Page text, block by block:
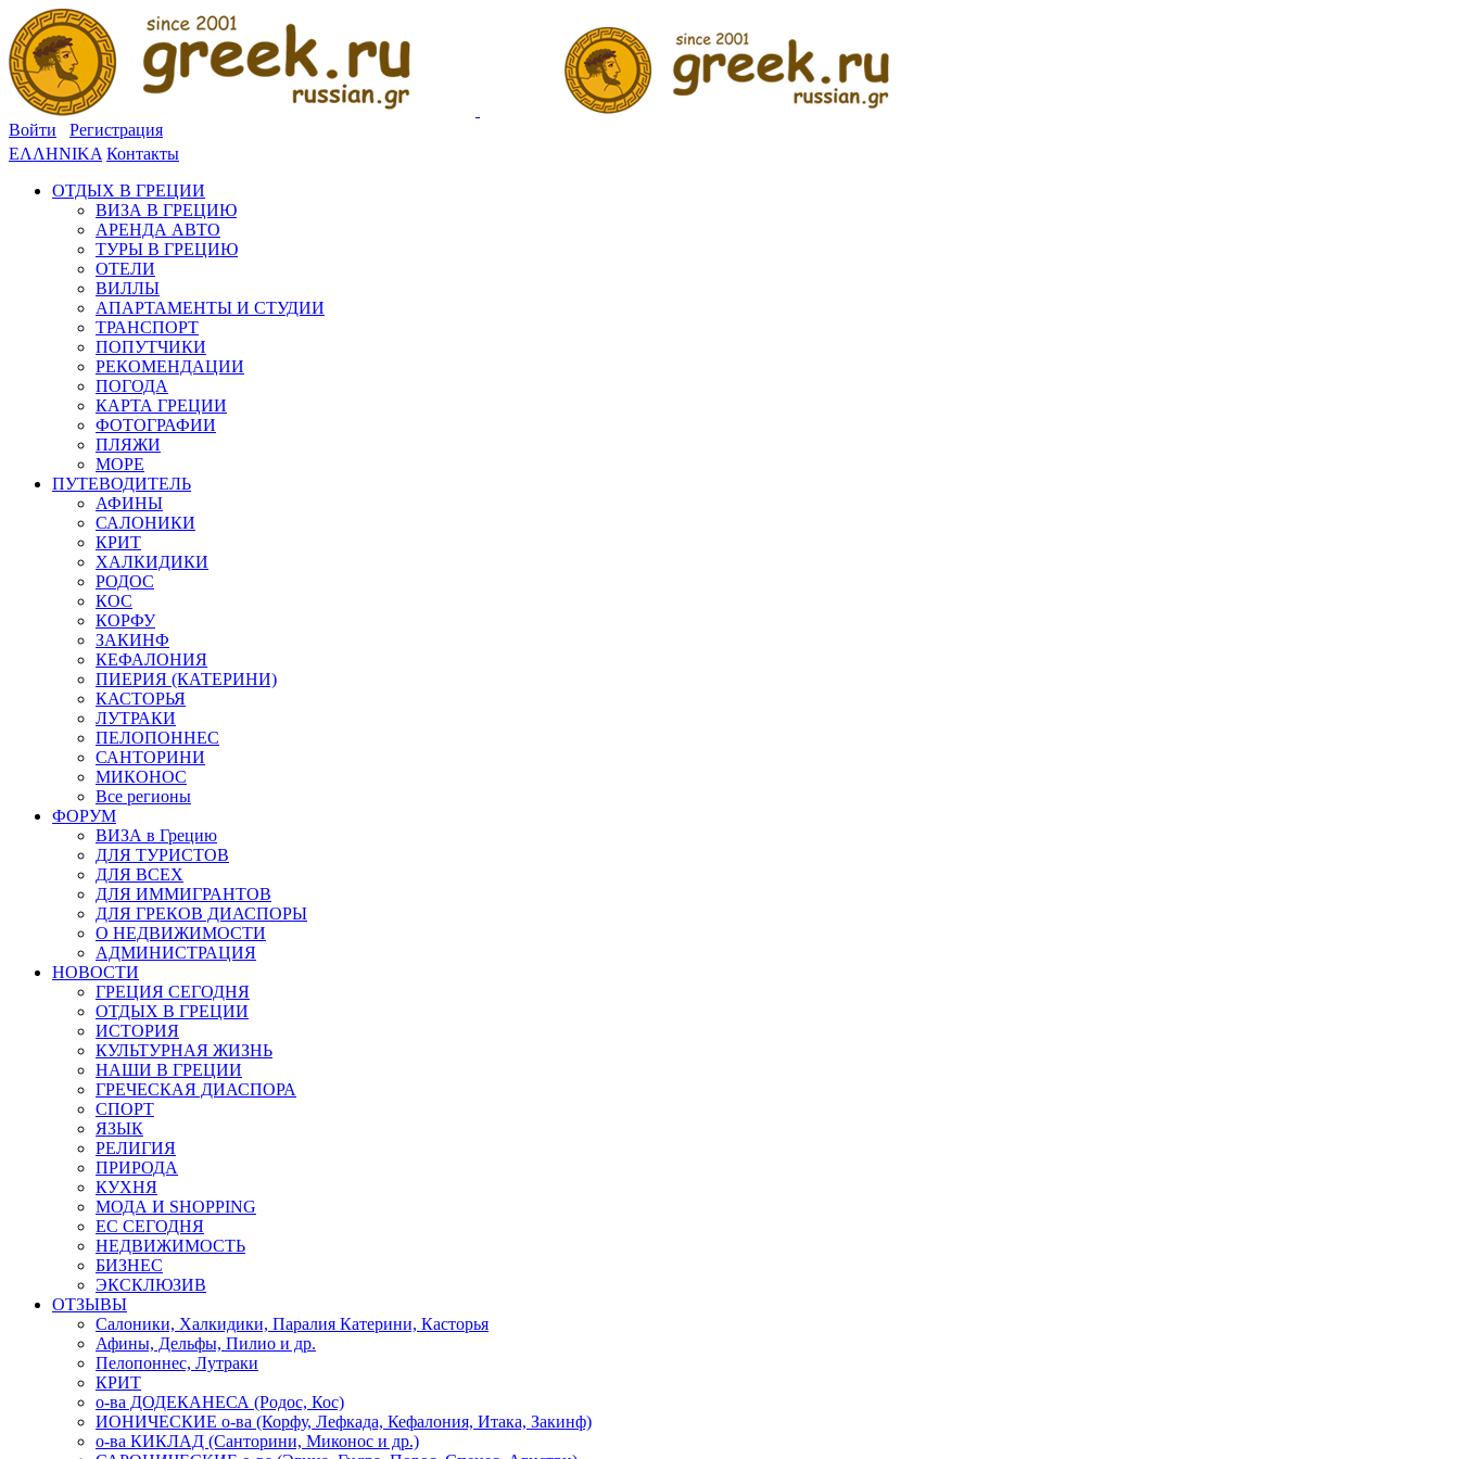
Войти
Регистрация
ΕΛΛΗΝΙΚΑ Контакты
ОТДЫХ В ГРЕЦИИ
ВИЗА В ГРЕЦИЮ
АРЕНДА АВТО
ТУРЫ В ГРЕЦИЮ
ОТЕЛИ
ВИЛЛЫ
АПАРТАМЕНТЫ И СТУДИИ
ТРАНСПОРТ
ПОПУТЧИКИ
РЕКОМЕНДАЦИИ
ПОГОДА
КАРТА ГРЕЦИИ
ФОТОГРАФИИ
ПЛЯЖИ
МОРЕ
ПУТЕВОДИТЕЛЬ
АФИНЫ
САЛОНИКИ
КРИТ
ХАЛКИДИКИ
РОДОС
КОС
КОРФУ
ЗАКИНФ
КЕФАЛОНИЯ
ПИЕРИЯ (КАТЕРИНИ)
КАСТОРЬЯ
ЛУТРАКИ
ПЕЛОПОННЕС
САНТОРИНИ
МИКОНОС
Все регионы
ФОРУМ
ВИЗА в Грецию
ДЛЯ ТУРИСТОВ
ДЛЯ ВСЕХ
ДЛЯ ИММИГРАНТОВ
ДЛЯ ГРЕКОВ ДИАСПОРЫ
О НЕДВИЖИМОСТИ
АДМИНИСТРАЦИЯ
НОВОСТИ
ГРЕЦИЯ СЕГОДНЯ
ОТДЫХ В ГРЕЦИИ
ИСТОРИЯ
КУЛЬТУРНАЯ ЖИЗНЬ
НАШИ В ГРЕЦИИ
ГРЕЧЕСКАЯ ДИАСПОРА
СПОРТ
ЯЗЫК
РЕЛИГИЯ
ПРИРОДА
КУХНЯ
МОДА И SHOPPING
ЕС СЕГОДНЯ
НЕДВИЖИМОСТЬ
БИЗНЕС
ЭКСКЛЮЗИВ
ОТЗЫВЫ
Салоники, Халкидики, Паралия Катерини, Касторья
Афины, Дельфы, Пилио и др.
Пелопоннес, Лутраки
КРИТ
о-ва ДОДЕКАНЕСА (Родос, Кос)
ИОНИЧЕСКИЕ о-ва (Корфу, Лефкада, Кефалония, Итака, Закинф)
о-ва КИКЛАД (Санторини, Миконос и др.)